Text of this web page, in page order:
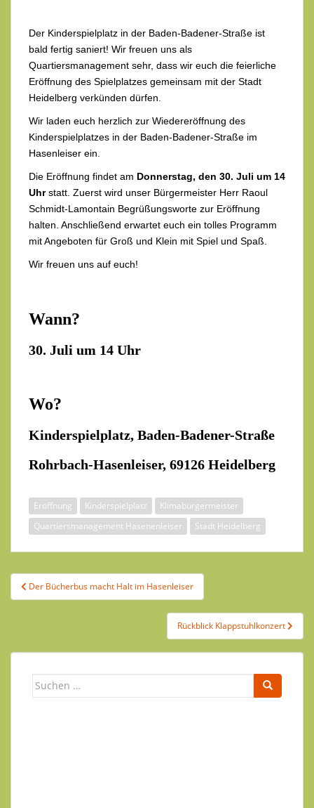
Der Kinderspielplatz in der Baden-Badener-Straße ist
bald fertig saniert! Wir freuen uns als
Quartiersmanagement sehr, dass wir euch die feierliche
Eröffnung des Spielplatzes gemeinsam mit der Stadt
Heidelberg verkünden dürfen.
Wir laden euch herzlich zur Wiedereröffnung des
Kinderspielplatzes in der Baden-Badener-Straße im
Hasenleiser ein.
Die Eröffnung findet am Donnerstag, den 30. Juli um 14
Uhrstatt. Zuerst wird unser Bürgermeister Herr Raoul
Schmidt-Lamontain Begrüßungsworte zur Eröffnung
halten. Anschließend erwartet euch ein tolles Programm
mit Angeboten für Groß und Klein mit Spiel und Spaß.
Wir freuen uns auf euch!
Wann?
30. Juli um 14 Uhr
Wo?
Kinderspielplatz, Baden-Badener-Straße
Rohrbach-Hasenleiser, 69126 Heidelberg
Eröffnung Kinderspielplatz
Klimabürgermeister
Quartiersmanagement Hasenenleiser
Stadt Heidelberg
Beitragsnavigation
Der Bücherbus macht Halt im Hasenleiser
Rückblick Klappstuhlkonzert
Suchen